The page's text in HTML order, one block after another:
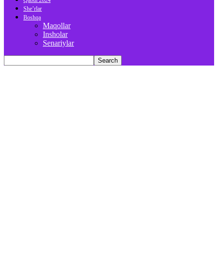
She’rlar
Boshqa
Maqollar
Insholar
Senariylar